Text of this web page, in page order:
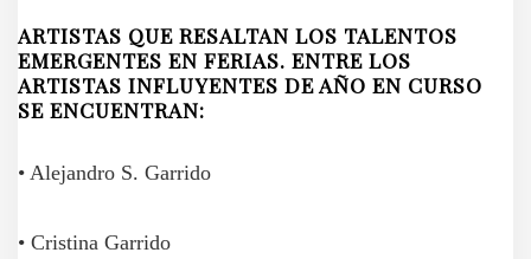
ARTISTAS QUE RESALTAN LOS TALENTOS
EMERGENTES EN FERIAS. ENTRE LOS
ARTISTAS INFLUYENTES DE AÑO EN CURSO
SE ENCUENTRAN:
• Alejandro S. Garrido
• Cristina Garrido